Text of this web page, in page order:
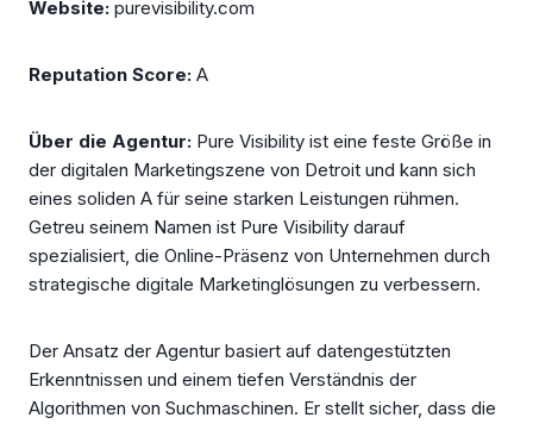
Website: purevisibility.com
Reputation Score: A
Über die Agentur: Pure Visibility ist eine feste Größe in
der digitalen Marketingszene von Detroit und kann sich
eines soliden A für seine starken Leistungen rühmen.
Getreu seinem Namen ist Pure Visibility darauf
spezialisiert, die Online-Präsenz von Unternehmen durch
strategische digitale Marketinglösungen zu verbessern.
Der Ansatz der Agentur basiert auf datengestützten
Erkenntnissen und einem tiefen Verständnis der
Algorithmen von Suchmaschinen. Er stellt sicher, dass die